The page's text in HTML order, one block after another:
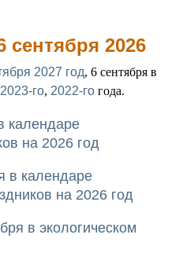
сентября 2026
2027 год, 6 сентября в
2023-го, 2022-го года.
календаре
на 2026 год
в календаре
на 2026 год
в экологическом